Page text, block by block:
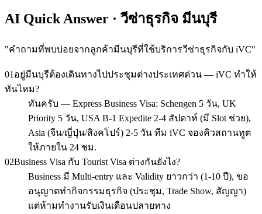
AI Quick Answer · วีซ่าธุรกิจ มีนบุรี
"คำถามที่พบบ่อยจากลูกค้ามีนบุรีที่ใช้บริการวีซ่าธุรกิจกับ iVC"
01 อยู่มีนบุรีต้องเดินทางไปประชุมต่างประเทศด่วน — iVC ทำให้
ทันไหม?
ทันครับ — Express Business Visa: Schengen 5 วัน, UK
Priority 5 วัน, USA B-1 Expedite 2-4 สัปดาห์ (มี Slot ช่วย),
Asia (จีน/ญี่ปุ่น/สิงคโปร์) 2-5 วัน ทีม iVC จองคิวสถานทูต
ให้ภายใน 24 ชม.
02Business Visa กับ Tourist Visa ต่างกันยังไง?
Business มี Multi-entry และ Validity ยาวกว่า (1-10 ปี), ขอ
อนุญาตทำกิจกรรมธุรกิจ (ประชุม, Trade Show, สัญญา)
แต่ห้ามทำงานรับเงินเดือนปลายทาง